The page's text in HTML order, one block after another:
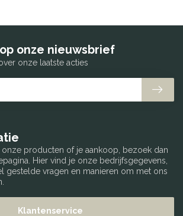
onze producten of je aankoop, bezoek dan
Hier vind je onze bedrijfsgegevens,
gestelde vragen en manieren om met ons
Klantenservice
onze nieuwsbrief
onze laatste acties